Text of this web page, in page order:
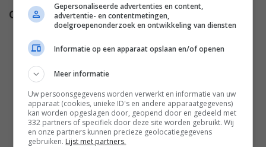
Cast
Lanette Ware,Suzanne Cyr
David Rosser,Joshua Young,
Cindy Busby,Ashley
Darrin Baker
Coombs,Natalie Hall,Kathryn
Davis ,Alec Santos,Brian
Young,Julia Borsellino,Marlo
Aquilina,Mylene Carino ,Tara
Gepersonaliseerde advertenties en content,
advertentie- en contentmetingen,
doelgroepenonderzoek en ontwikkeling van diensten
Informatie op een apparaat opslaan en/of openen
Meer informatie
Uw persoonsgegevens worden verwerkt en informatie van uw
apparaat (cookies, unieke ID's en andere apparaatgegevens)
kan worden opgeslagen door, geopend door en gedeeld met
332 partners of specifiek door deze site worden gebruikt. Wij
en onze partners kunnen precieze geolocatiegegevens
gebruiken. Lijst met partners.